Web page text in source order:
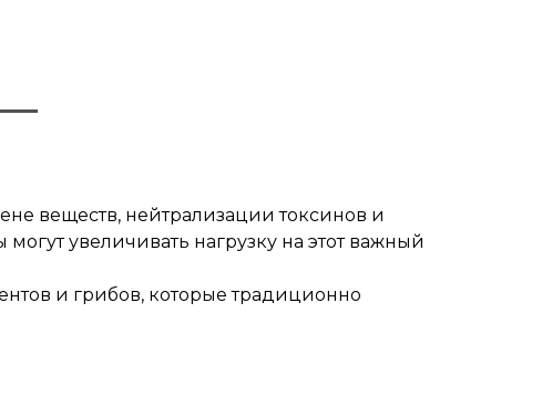
веществ, нейтрализации токсинов и
увеличивать нагрузку на этот важный
и грибов, которые традиционно
—